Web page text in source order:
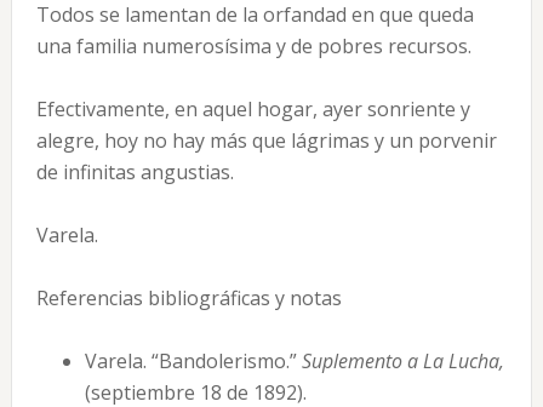
Todos se lamentan de la orfandad en que queda
una familia numerosísima y de pobres recursos.
Efectivamente, en aquel hogar, ayer sonriente y
alegre, hoy no hay más que lágrimas y un porvenir
de infinitas angustias.
Varela.
Referencias bibliográficas y notas
Varela. “Bandolerismo.”Suplemento a La Lucha,
(septiembre 18 de 1892).